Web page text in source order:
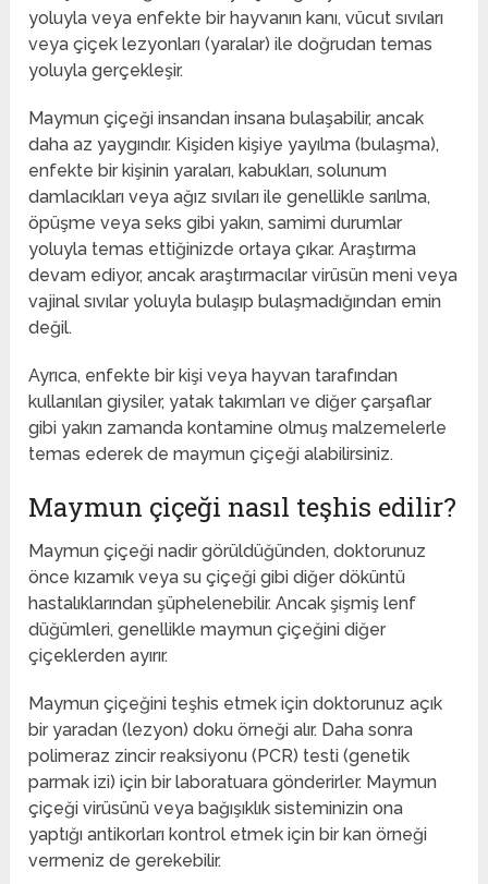
yoluyla veya enfekte bir hayvanın kanı, vücut sıvıları
veya çiçek lezyonları (yaralar) ile doğrudan temas
yoluyla gerçekleşir.
Maymun çiçeği insandan insana bulaşabilir, ancak
daha az yaygındır. Kişiden kişiye yayılma (bulaşma),
enfekte bir kişinin yaraları, kabukları, solunum
damlacıkları veya ağız sıvıları ile genellikle sarılma,
öpüşme veya seks gibi yakın, samimi durumlar
yoluyla temas ettiğinizde ortaya çıkar. Araştırma
devam ediyor, ancak araştırmacılar virüsün meni veya
vajinal sıvılar yoluyla bulaşıp bulaşmadığından emin
değil.
Ayrıca, enfekte bir kişi veya hayvan tarafından
kullanılan giysiler, yatak takımları ve diğer çarşaflar
gibi yakın zamanda kontamine olmuş malzemelerle
temas ederek de maymun çiçeği alabilirsiniz.
Maymun çiçeği nasıl teşhis edilir?
Maymun çiçeği nadir görüldüğünden, doktorunuz
önce kızamık veya su çiçeği gibi diğer döküntü
hastalıklarından şüphelenebilir. Ancak şişmiş lenf
düğümleri, genellikle maymun çiçeğini diğer
çiçeklerden ayırır.
Maymun çiçeğini teşhis etmek için doktorunuz açık
bir yaradan (lezyon) doku örneği alır. Daha sonra
polimeraz zincir reaksiyonu (PCR) testi (genetik
parmak izi) için bir laboratuara gönderirler. Maymun
çiçeği virüsünü veya bağışıklık sisteminizin ona
yaptığı antikorları kontrol etmek için bir kan örneği
vermeniz de gerekebilir.